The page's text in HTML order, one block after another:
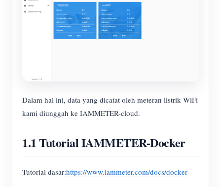
Dalam hal ini, data yang dicatat oleh meteran listrik WiFi
kami diunggah ke IAMMETER-cloud.
1.1 Tutorial IAMMETER-Docker
Tutorial dasar:https://www.iammeter.com/docs/docker